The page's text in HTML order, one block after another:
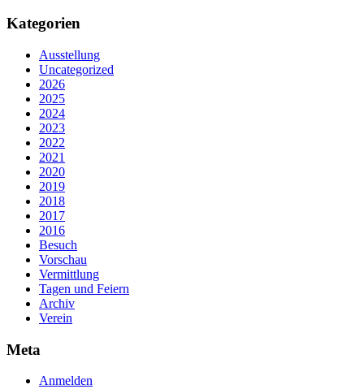
Kategorien
Ausstellung
Uncategorized
2026
2025
2024
2023
2022
2021
2020
2019
2018
2017
2016
Besuch
Vorschau
Vermittlung
Tagen und Feiern
Archiv
Verein
Meta
Anmelden